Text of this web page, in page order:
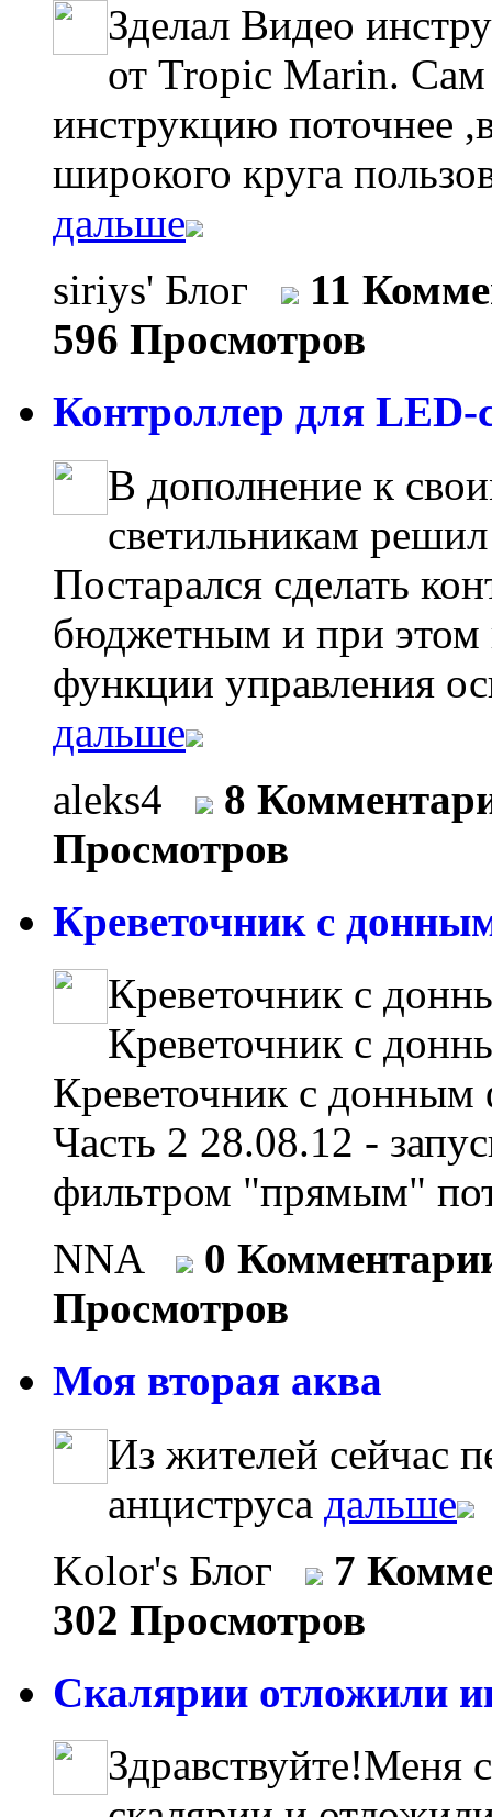
Зделал Видео
от Tropic Marin. Сам
инструкцию поточнее
широкого круга
дальше
siriys' Блог
11
596 Просмотров
Контроллер для LED-
В дополнение к
светильникам
Постарался сделать
бюджетным и при
функции управления
дальше
aleks4
8
Просмотров
Креветочник с
Креветочник с
Креветочник с
Креветочник с
Часть 2 28.08.12 -
фильтром "прямым"
NNA
0
Просмотров
Моя вторая аква
Из жителей сейчас
анциструса дальше
Kolor's Блог
7
302 Просмотров
Скалярии отложили
Здравствуйте!Меня